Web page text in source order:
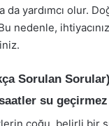
da yardımcı olur.
nedenle,
Sorulan Sorular)
saatler su
çoğu, belirli bir